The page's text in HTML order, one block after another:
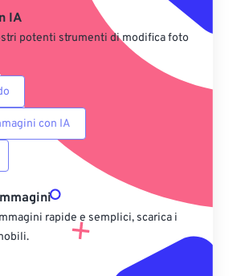
IA
potenti strumenti di modifica foto
con IA
rapide e semplici, scarica i